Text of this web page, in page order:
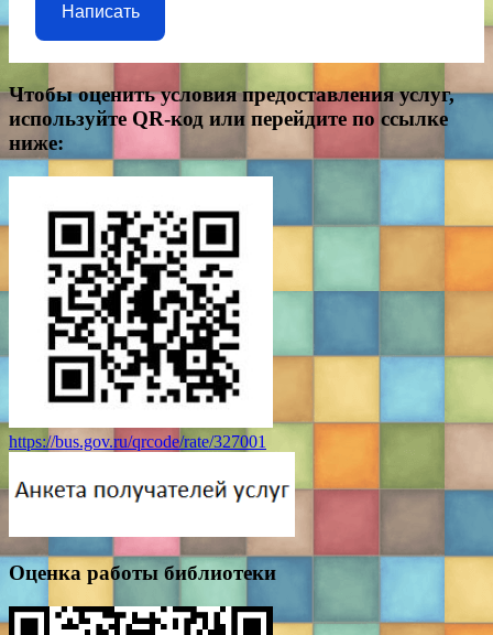
Написать
Чтобы оценить условия предоставления услуг,
используйте QR-код или перейдите по ссылке
ниже:
https://bus.gov.ru/qrcode/rate/327001
Оценка работы библиотеки